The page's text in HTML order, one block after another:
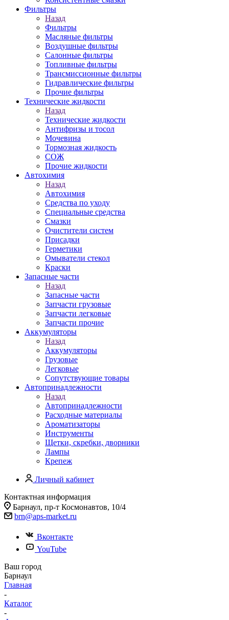
Фильтры
Назад
Фильтры
Масляные фильтры
Воздушные фильтры
Салонные фильтры
Топливные фильтры
Трансмиссионные фильтры
Гидравлические фильтры
Прочие фильтры
Технические жидкости
Назад
Технические жидкости
Антифризы и тосол
Мочевина
Тормозная жидкость
СОЖ
Прочие жидкости
Автохимия
Назад
Автохимия
Средства по уходу
Специальные средства
Смазки
Очистители систем
Присадки
Герметики
Омыватели стекол
Краски
Запасные части
Назад
Запасные части
Запчасти грузовые
Запчасти легковые
Запчасти прочие
Аккумуляторы
Назад
Аккумуляторы
Грузовые
Легковые
Сопутствующие товары
Автопринадлежности
Назад
Автопринадлежности
Расходные материалы
Ароматизаторы
Инструменты
Щетки, скребки, дворники
Лампы
Крепеж
Личный кабинет
Контактная информация
Барнаул, пр-т Космонавтов, 10/4
brn@aps-market.ru
Вконтакте
YouTube
Ваш город
Барнаул
Главная
-
Каталог
-